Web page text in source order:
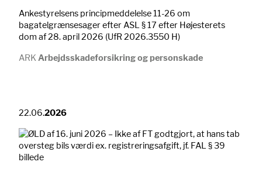
Ankestyrelsens principmeddelelse 11-26 om
bagatelgrænsesager efter ASL § 17 efter Højesterets
dom af 28. april 2026 (UfR 2026.3550 H)
ARK Arbejdsskadeforsikring og personskade
22.06.2026